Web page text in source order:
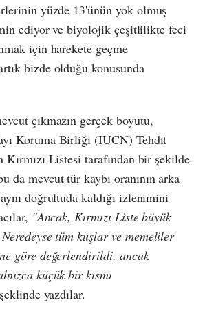
yüzde 13'ünün yok olmuş
ediyor ve biyolojik çeşitlilikte feci
için harekete geçme
bizde olduğu konusunda
çıkmazın gerçek boyutu,
Koruma Birliği (IUCN) Tehdit
Listesi tarafından bir şekilde
da mevcut tür kaybı oranının arka
doğrultuda kaldığı izlenimini
"Ancak, Kırmızı Liste büyük
tüm kuşlar ve memeliler
göre değerlendirildi, ancak
küçük bir kısmı
şeklinde yazdılar.